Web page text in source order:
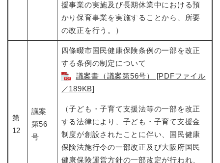
援事業の実施及び長期休業中における預
かり保育事業を実施することから、所要
の改正を行う。）
第
12
議案
第56
号
四條畷市国民健康保険条例の一部を改正
する条例の制定について​
議案書（議案第56号） [PDFファイル
／189KB]
（子ども・子育て支援法等の一部を改正
する法律により、子ども・子育て支援金
制度が創設されたことに伴い、国民健康
保険法施行令の一部改正及び大阪府国民
健康保険運営方針の一部改定が行われ、